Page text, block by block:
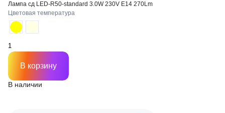
Лампа сд LED-R50-standard 3.0W 230V Е14 270Lm
В наличии
Цветовая температура
В корзину